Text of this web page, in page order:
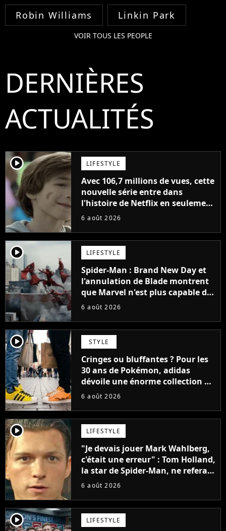
Robin Williams Linkin Park
VOIR TOUS LES PEOPLE
DERNIÈRES
ACTUALITÉS
player2 LIFESTYLE
Avec 106,7 millions de vues, cette
nouvelle série entre dans
l'histoire de Netflix en seulement
48 jours
6 août 2026
player2 LIFESTYLE
Spider-Man : Brand New Day et
l'annulation de Blade montrent
que Marvel n'est plus capable de
faire quoi que ce soit de simple
6 août 2026
player2 STYLE
Cringes ou bluffantes ? Pour les
30 ans de Pokémon, adidas
dévoile une énorme collection de
sneakers et je ne sais pas quoi en
6 août 2026
player2 LIFESTYLE
"Je devais jouer Mark Wahlberg,
c'était une erreur" : Tom Holland,
la star de Spider-Man, ne referait
pas ce blockbuster
6 août 2026
player2 LIFESTYLE